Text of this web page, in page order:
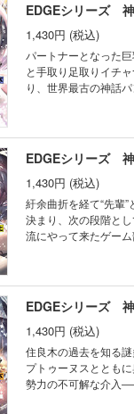
EDGEシリーズ
1,430円 (税込)
パートナーとなった
と手取り足取りイチ
り、世界最古の神話
の行方は──？
EDGEシリーズ
1,430円 (税込)
紆余曲折を経て“先輩
決まり、次の段階と
流にやって来たゲー
が幕を開ける！
EDGEシリーズ
1,430円 (税込)
住良木の過去を知る
プトゥーヌスととも
勢力の不可解な介入